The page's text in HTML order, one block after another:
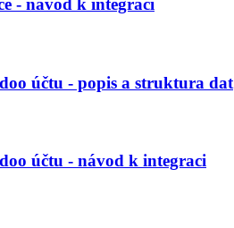
- návod k integraci
účtu - popis a struktura dat
účtu - návod k integraci